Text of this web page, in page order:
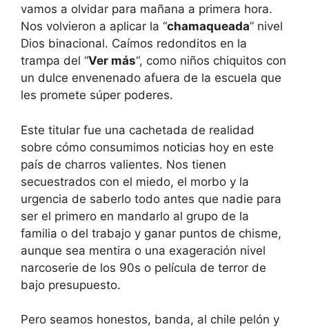
vamos a olvidar para mañana a primera hora.
Nos volvieron a aplicar la “chamaqueada” nivel
Dios binacional. Caímos redonditos en la
trampa del “Ver más“, como niños chiquitos con
un dulce envenenado afuera de la escuela que
les promete súper poderes.
Este titular fue una cachetada de realidad
sobre cómo consumimos noticias hoy en este
país de charros valientes. Nos tienen
secuestrados con el miedo, el morbo y la
urgencia de saberlo todo antes que nadie para
ser el primero en mandarlo al grupo de la
familia o del trabajo y ganar puntos de chisme,
aunque sea mentira o una exageración nivel
narcoserie de los 90s o película de terror de
bajo presupuesto.
Pero seamos honestos, banda, al chile pelón y